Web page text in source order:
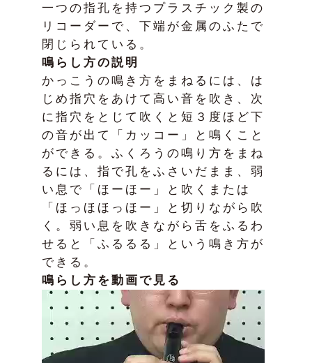
一つの指孔を持つプラスチック製の
リコーダーで、下端が金属のふたで
閉じられている。
鳴らし方の説明
かっこうの鳴き方をまねるには、は
じめ指穴をあけて高い音を吹き、次
に指穴をとじて吹くと短３度ほど下
の音が出て「カッコー」と鳴くこと
ができる。ふくろうの鳴り方をまね
るには、指で孔をふさいだまま、弱
い息で「ほーほー」と吹くまたは
「ほっほほっほー」と切りながら吹
く。弱い息を吹きながら舌をふるわ
せると「ふるるる」という鳴き方が
できる。
鳴らし方を動画で見る